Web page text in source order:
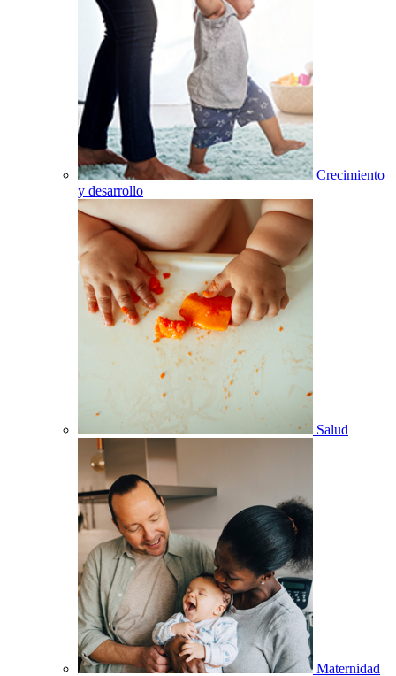
Crecimiento
y desarrollo
Salud
Maternidad